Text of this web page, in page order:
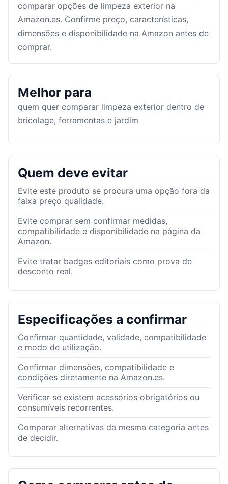
comparar opções de limpeza exterior na
Amazon.es. Confirme preço, características,
dimensões e disponibilidade na Amazon antes de
comprar.
Melhor para
quem quer comparar limpeza exterior dentro de
bricolage, ferramentas e jardim
Quem deve evitar
Evite este produto se procura uma opção fora da
faixa preço qualidade.
Evite comprar sem confirmar medidas,
compatibilidade e disponibilidade na página da
Amazon.
Evite tratar badges editoriais como prova de
desconto real.
Especificações a confirmar
Confirmar quantidade, validade, compatibilidade
e modo de utilização.
Confirmar dimensões, compatibilidade e
condições diretamente na Amazon.es.
Verificar se existem acessórios obrigatórios ou
consumíveis recorrentes.
Comparar alternativas da mesma categoria antes
de decidir.